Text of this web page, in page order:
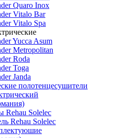
Quaro Inox
Vitalo Bar
Vitalo Spa
Yucca Asum
Metropolitan
Roda
Toga
Janda
полотенцесушители
Rehau Solelec
Rehau Solelec